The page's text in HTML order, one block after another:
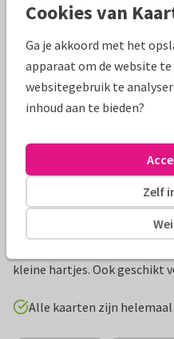
Mooie extra's bij je
kleine hartjes. Ook geschikt
Alle kaarten zijn helemaal
Cookies van
Ga je akkoord met het
apparaat om de website
websitegebruik te
inhoud aan te bieden?
Zelf